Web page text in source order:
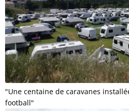
"Une centaine de caravanes
football"